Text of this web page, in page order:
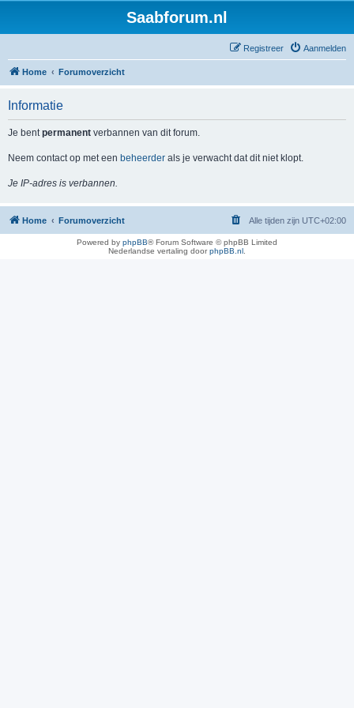
Saabforum.nl
Aanmelden
Registreer
Home Forumoverzicht
Informatie
Je bentpermanent verbannen van dit forum.
Neem contact op met een beheerder als je verwacht dat dit niet klopt.
Je IP-adres is verbannen.
Home Forumoverzicht Alle tijden zijn UTC+02:00
Powered by phpBB® Forum Software © phpBB Limited
Nederlandse vertaling doorphpBB.nl